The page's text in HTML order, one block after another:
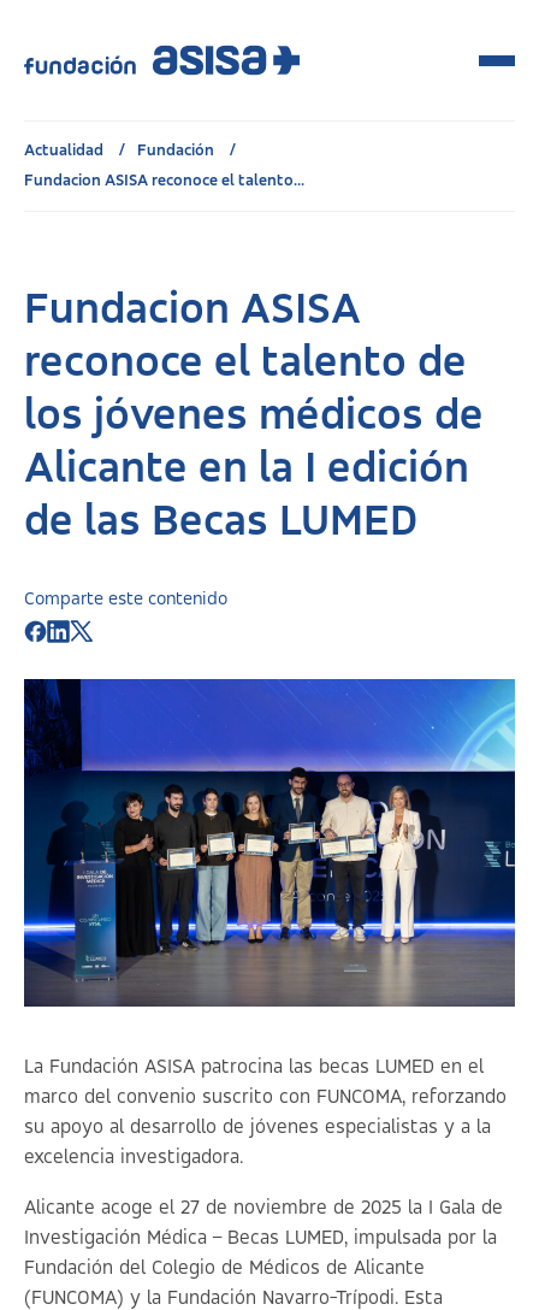
Actualidad
Fundación
Fundacion ASISA reconoce el talento...
Fundacion ASISA
reconoce el talento de
los jóvenes médicos de
Alicante en la I edición
de las Becas LUMED
Comparte este contenido
La Fundación ASISA patrocina las becas LUMED en el
marco del convenio suscrito con FUNCOMA, reforzando
su apoyo al desarrollo de jóvenes especialistas y a la
excelencia investigadora.
Alicante acoge el 27 de noviembre de 2025 la I Gala de
Investigación Médica – Becas LUMED, impulsada por la
Fundación del Colegio de Médicos de Alicante
(FUNCOMA) y la Fundación Navarro-Trípodi. Esta